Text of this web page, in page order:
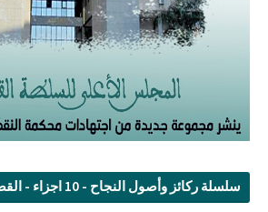
سلسلة ركائز وأصول النجاح - 10 اجزاء - القضاء المحاماة ...